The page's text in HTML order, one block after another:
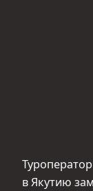
в Якутию